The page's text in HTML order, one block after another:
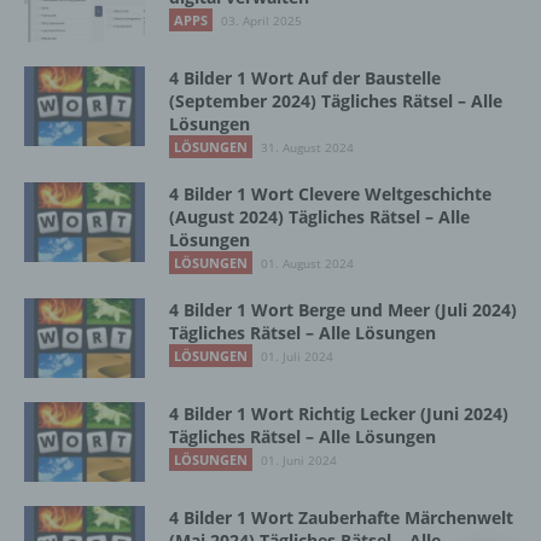
APPS 03. April 2025
4 Bilder 1 Wort Auf der Baustelle
(September 2024) Tägliches Rätsel – Alle
Lösungen
LÖSUNGEN 31. August 2024
4 Bilder 1 Wort Clevere Weltgeschichte
(August 2024) Tägliches Rätsel – Alle
Lösungen
LÖSUNGEN 01. August 2024
4 Bilder 1 Wort Berge und Meer (Juli 2024)
Tägliches Rätsel – Alle Lösungen
LÖSUNGEN 01. Juli 2024
4 Bilder 1 Wort Richtig Lecker (Juni 2024)
Tägliches Rätsel – Alle Lösungen
LÖSUNGEN 01. Juni 2024
4 Bilder 1 Wort Zauberhafte Märchenwelt
Zusammenhang mit personenbezogenen
Organisation, das Ordnen, die Speicherung,
die Anpassung oder Veränderung, das
Auslesen, das Abfragen, die Verwendung,
die Offenlegung durch Übermittlung,
Bereitstellung, den Abgleich oder die
Verknüpfung, die Einschränkung, das
Löschen oder die Vernichtung.
d) Einschränkung der Verarbeitung
Einschränkung der Verarbeitung ist die
Markierung gespeicherter
personenbezogener Daten mit dem Ziel, ihre
künftige Verarbeitung einzuschränken.
e) Profiling